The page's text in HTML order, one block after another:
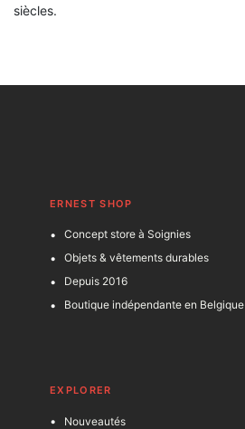
siècles.
ERNEST SHOP
Concept store à Soignies
Objets & vêtements durables
Depuis 2016
Boutique indépendante en Belgique
EXPLORER
Nouveautés